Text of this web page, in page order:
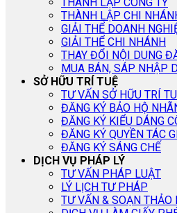
THÀNH LẬP CHI
GIẢI THỂ DOANH
GIẢI THỂ CHI NHÁNH
THAY ĐỔI NỘI DUNG
MUA BÁN, SÁP NHẬP
SỞ HỮU TRÍ TUỆ
TƯ VẤN SỞ HỮU TRÍ
ĐĂNG KÝ BẢO HỘ
ĐĂNG KÝ KIỂU DÁNG
ĐĂNG KÝ QUYỀN TÁC
ĐĂNG KÝ SÁNG CHẾ
DỊCH VỤ PHÁP LÝ
TƯ VẤN PHÁP LUẬT
LÝ LỊCH TƯ PHÁP
TƯ VẤN & SOẠN THẢO